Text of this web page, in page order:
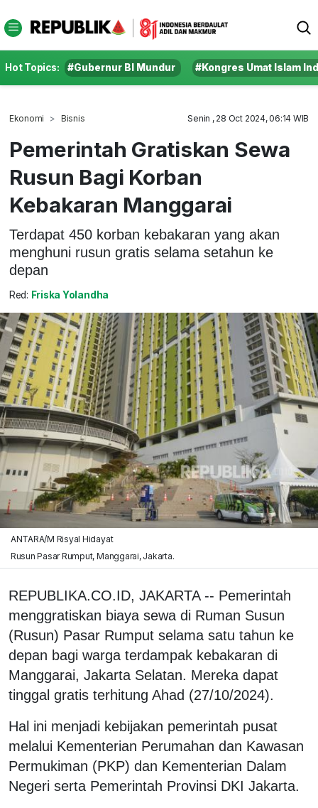
Hot Topics: #Gubernur BI Mundur #Kongres Umat Islam
Ekonomi Bisnis Senin , 28 Oct 2024, 06:14 WIB
Pemerintah Gratiskan Sewa
Rusun Bagi Korban
Kebakaran Manggarai
Terdapat 450 korban kebakaran yang akan
menghuni rusun gratis selama setahun ke
depan
Red: Friska Yolandha
ANTARA/M Risyal Hidayat
Rusun Pasar Rumput, Manggarai, Jakarta.
REPUBLIKA.CO.ID, JAKARTA -- Pemerintah
menggratiskan biaya sewa di Ruman Susun
(Rusun) Pasar Rumput selama satu tahun ke
depan bagi warga terdampak kebakaran di
Manggarai, Jakarta Selatan. Mereka dapat
tinggal gratis terhitung Ahad (27/10/2024).
Hal ini menjadi kebijakan pemerintah pusat
melalui Kementerian Perumahan dan Kawasan
Permukiman (PKP) dan Kementerian Dalam
Negeri serta Pemerintah Provinsi DKI Jakarta.